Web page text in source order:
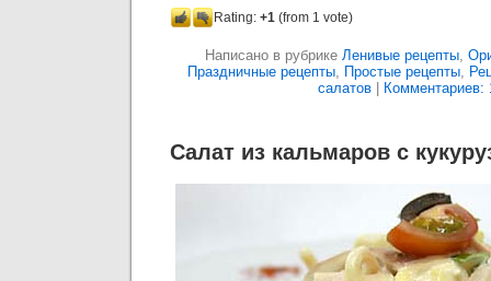
Rating: +1 (from 1 vote)
Написано в рубрике Ленивые рецепты,
Праздничные рецепты, Простые рецепты,
салатов
Комментариев:
Салат из кальмаров с